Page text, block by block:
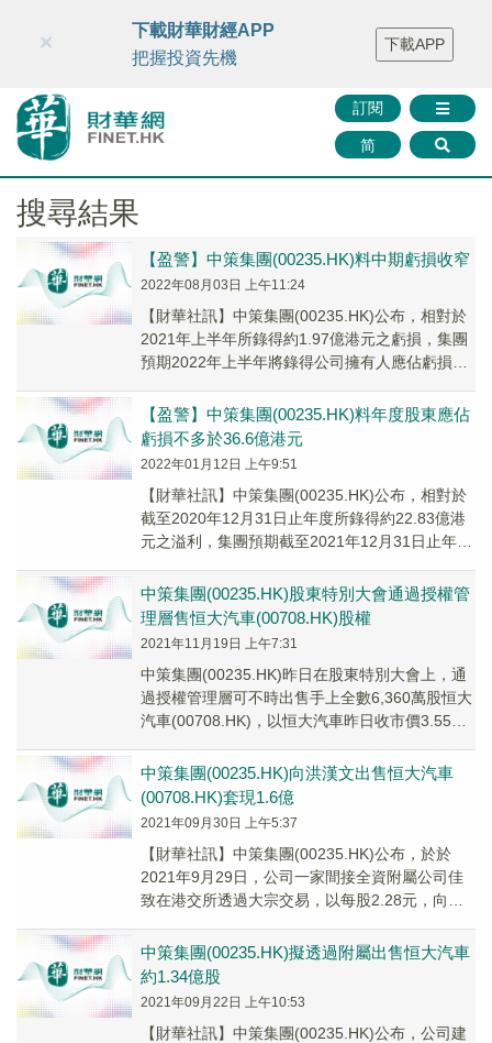
財華智庫網 FINTV FINMETA 財華證券 媒體矩陣
智庫沙龍
聯絡我們
訂閱
简
×
下載財華財經APP
把握投資先機
下載APP
搜尋結果
【盈警】中策集團(00235.HK)料中期虧損收窄
2022年08月03日 上午11:24
【財華社訊】中策集團(00235.HK)公布，相對於
2021年上半年所錄得約1.97億港元之虧損，集團
預期2022年上半年將錄得公司擁有人應佔虧損不
【盈警】中策集團(00235.HK)料年度股東應佔
虧損不多於36.6億港元
2022年01月12日 上午9:51
【財華社訊】中策集團(00235.HK)公布，相對於
截至2020年12月31日止年度所錄得約22.83億港
元之溢利，集團預期截至2021年12月31日止年度
中策集團(00235.HK)股東特別大會通過授權管
理層售恒大汽車(00708.HK)股權
2021年11月19日 上午7:31
中策集團(00235.HK)昨日在股東特別大會上，通
過授權管理層可不時出售手上全數6,360萬股恒大
汽車(00708.HK)，以恒大汽車昨日收市價3.55元
中策集團(00235.HK)向洪漢文出售恒大汽車
(00708.HK)套現1.6億
2021年09月30日 上午5:37
【財華社訊】中策集團(00235.HK)公布，於於
2021年9月29日，公司一家間接全資附屬公司佳
致在港交所透過大宗交易，以每股2.28元，向私
中策集團(00235.HK)擬透過附屬出售恒大汽車
約1.34億股
2021年09月22日 上午10:53
【財華社訊】中策集團(00235.HK)公布，公司建